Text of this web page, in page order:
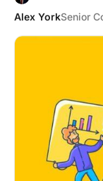
Alex YorkSenior